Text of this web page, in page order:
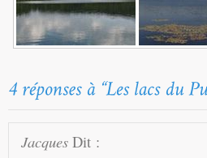
Jacques Dit :